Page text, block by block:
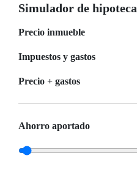
Simulador de hipoteca
Precio inmueble
Impuestos y gastos
Precio + gastos
Ahorro aportado